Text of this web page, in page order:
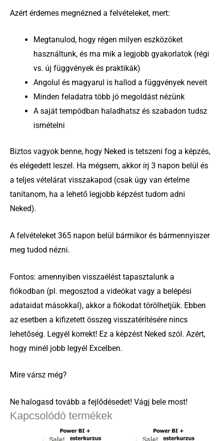
Azért érdemes megnézned a felvételeket, mert:
Megtanulod, hogy régen milyen eszközöket
használtunk, és ma mik a legjobb gyakorlatok (régi
vs. új függvények és praktikák)
Angolul és magyarul is hallod a függvények neveit
Minden feladatra több jó megoldást nézünk
A saját tempódban haladhatsz és szabadon tudsz
ismételni
Biztos vagyok benne, hogy Neked is tetszeni fog a képzés,
és elégedett leszel. Ha mégsem, akkor írj 3 napon belül és
a teljes vételárat visszakapod (csak úgy van értelme
tanítanom, ha a lehető legjobb képzést tudom adni
Neked).
A felvételeket 365 napon belül bármikor és bármennyiszer
meg tudod nézni.
Fontos: amennyiben visszaélést tapasztalunk a
fiókodban (pl. megosztod a videókat vagy a belépési
adataidat másokkal), akkor a fiókodat törölhetjük. Ebben
az esetben a kifizetett összeg visszatérítésére nincs
lehetőség. Legyél korrekt! Ez a képzést Neked szól. Azért,
hogy minél jobb legyél Excelben.
Mire vársz még?
Ne halogasd tovább a fejlődésedet! Vágj bele most!
Kapcsolódó termékek
price
price
price
price